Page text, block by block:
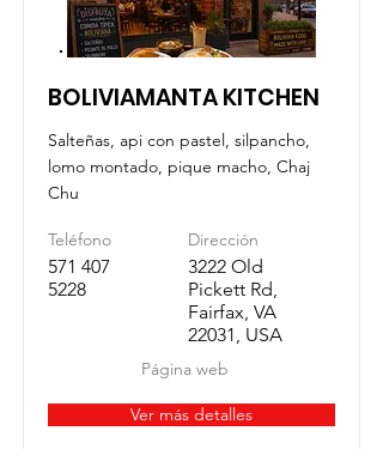
BOLIVIAMANTA KITCHEN
Salteñas, api con pastel, silpancho,
lomo montado, pique macho, Chaj
Chu
Teléfono
571 407
5228
Dirección
3222 Old
Pickett Rd,
Fairfax, VA
22031, USA
Página web
Ver más detalles